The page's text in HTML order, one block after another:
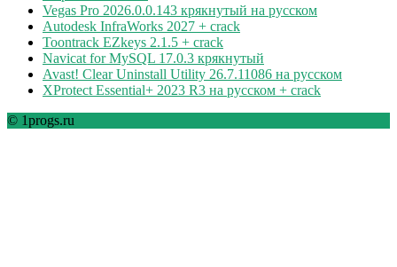
Vegas Pro 2026.0.0.143 крякнутый на русском
Autodesk InfraWorks 2027 + crack
Toontrack EZkeys 2.1.5 + crack
Navicat for MySQL 17.0.3 крякнутый
Avast! Clear Uninstall Utility 26.7.11086 на русском
XProtect Essential+ 2023 R3 на русском + crack
© 1progs.ru